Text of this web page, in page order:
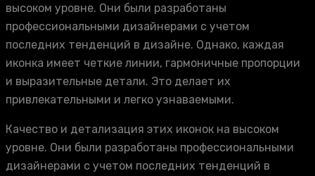
высоком уровне. Они были разработаны
профессиональными дизайнерами с учетом
последних тенденций в дизайне. Однако, каждая
иконка имеет четкие линии, гармоничные пропорции
и выразительные детали. Это делает их
привлекательными и легко узнаваемыми.
Качество и детализация этих иконок на высоком
уровне. Они были разработаны профессиональными
дизайнерами с учетом последних тенденций в